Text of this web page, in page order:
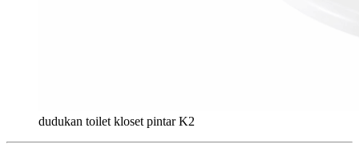
dudukan toilet kloset pintar K2